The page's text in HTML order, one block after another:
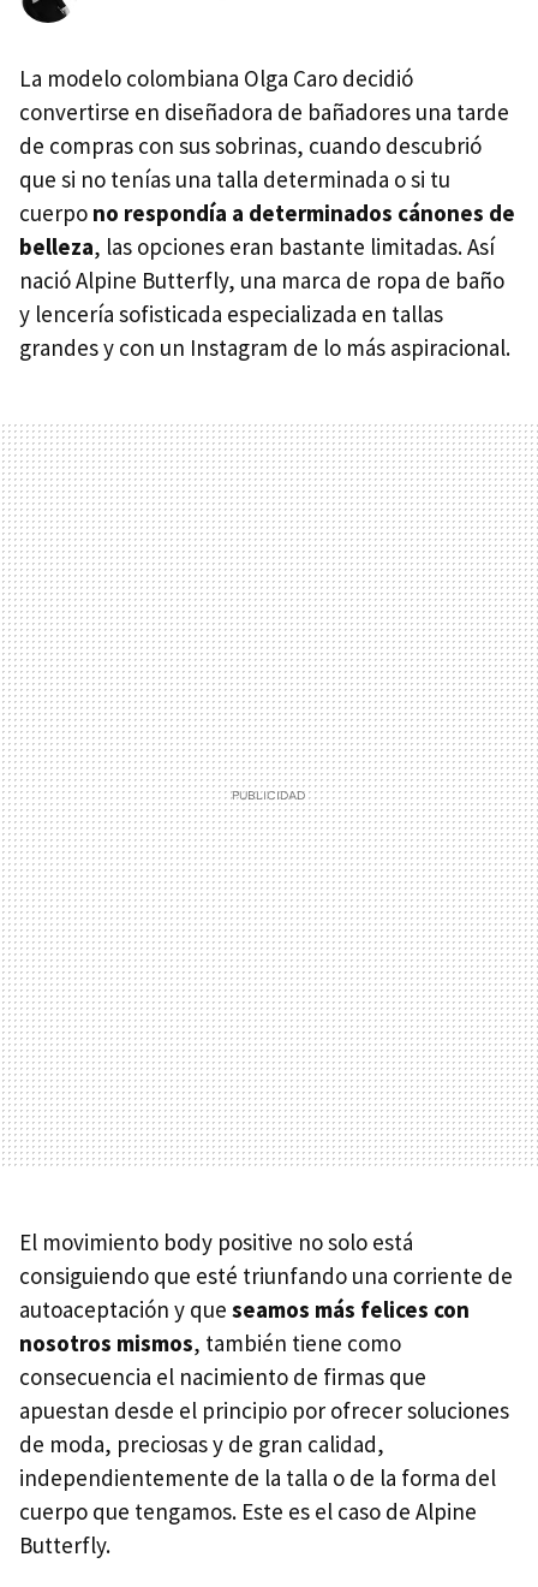
La modelo colombiana Olga Caro decidió
convertirse en diseñadora de bañadores una tarde
de compras con sus sobrinas, cuando descubrió
que si no tenías una talla determinada o si tu
cuerpo no respondía a determinados cánones de
belleza, las opciones eran bastante limitadas. Así
nació Alpine Butterfly, una marca de ropa de baño
y lencería sofisticada especializada en tallas
grandes y con un Instagram de lo más aspiracional.
El movimiento body positive no solo está
consiguiendo que esté triunfando una corriente de
autoaceptación y que seamos más felices con
nosotros mismos, también tiene como
consecuencia el nacimiento de firmas que
apuestan desde el principio por ofrecer soluciones
de moda, preciosas y de gran calidad,
independientemente de la talla o de la forma del
cuerpo que tengamos. Este es el caso de Alpine
Butterfly.